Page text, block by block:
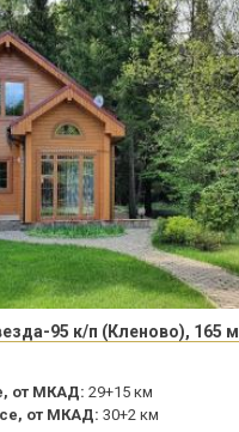
95 к/п (Кленово), 165 м
от МКАД: 29+15 км
от МКАД: 30+2 км